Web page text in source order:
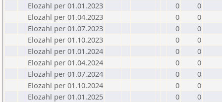
Elozahl per 01.01.2023
0
0
Elozahl per 01.04.2023
0
0
Elozahl per 01.07.2023
0
0
Elozahl per 01.10.2023
0
0
Elozahl per 01.01.2024
0
0
Elozahl per 01.04.2024
0
0
Elozahl per 01.07.2024
0
0
Elozahl per 01.10.2024
0
0
Elozahl per 01.01.2025
0
0